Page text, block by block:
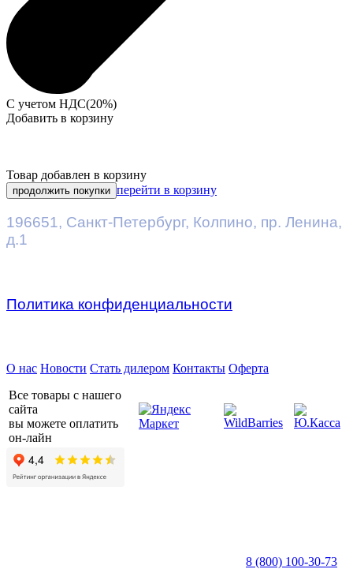
С учетом НДС(20%)
Добавить в корзину
Товар добавлен в корзину
продолжить покупки перейти в корзину
196651, Санкт-Петербург, Колпино, пр. Ленина,
д.1
Политика конфиденциальности
О нас Новости Стать дилером Контакты Оферта
Все товары с нашего
сайта
вы можете оплатить
он-лайн
8 (800) 100-30-73